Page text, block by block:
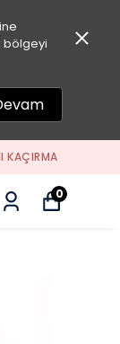
bölgeyi
0